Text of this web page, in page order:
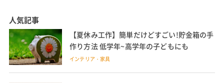
人気記事
【夏休み工作】簡単だけどすごい!貯金箱の手
作り方法 低学年~高学年の子どもにも
インテリア・家具